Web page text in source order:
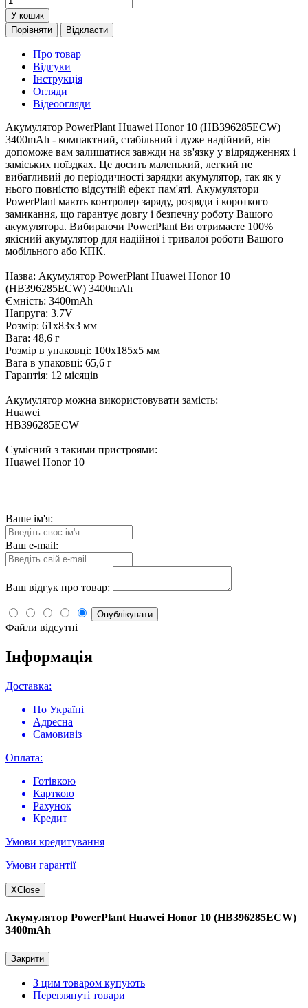
У кошик
Порівняти
Відкласти
Про товар
Відгуки
Інструкція
Огляди
Відеоогляди
Акумулятор PowerPlant Huawei Honor 10 (HB396285ECW)
3400mAh - компактний, стабільний і дуже надійний, він
допоможе вам залишатися завжди на зв'язку у відрядженнях і
заміських поїздках. Це досить маленький, легкий не
вибагливий до періодичності зарядки акумулятор, так як у
нього повністю відсутній ефект пам'яті. Акумулятори
PowerPlant мають контролер заряду, розряди і короткого
замикання, що гарантує довгу і безпечну роботу Вашого
акумулятора. Вибираючи PowerPlant Ви отримаєте 100%
якісний акумулятор для надійної і тривалої роботи Вашого
мобільного або КПК.
Назва: Акумулятор PowerPlant Huawei Honor 10
(HB396285ECW) 3400mAh
Ємність: 3400mAh
Напруга: 3.7V
Розмір: 61x83x3 мм
Вага: 48,6 г
Розмір в упаковці: 100x185x5 мм
Вага в упаковці: 65,6 г
Гарантія: 12 місяців
Акумулятор можна використовувати замість:
Huawei
HB396285ECW
Сумісний з такими пристроями:
Huawei Honor 10
Ваше ім'я:
Ваш e-mail:
Ваш відгук про товар:
Опублікувати
Файли відсутні
Інформація
Доставка:
По Україні
Адресна
Самовивіз
Оплата:
Готівкою
Карткою
Рахунок
Кредит
Умови кредитування
Умови гарантії
XClose
Акумулятор PowerPlant Huawei Honor 10 (HB396285ECW)
3400mAh
Закрити
З цим товаром купують
Переглянуті товари